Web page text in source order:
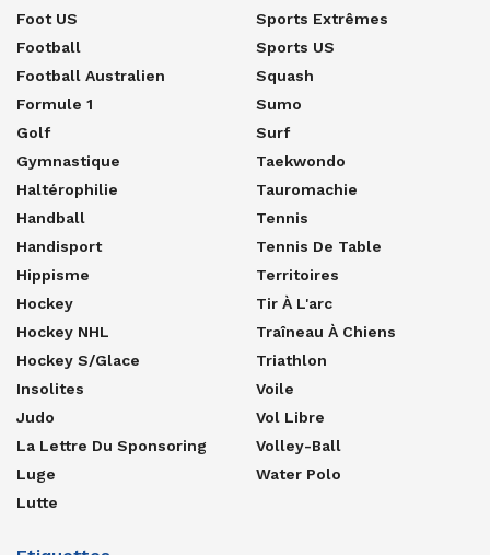
Foot US
Football
Football Australien
Formule 1
Golf
Gymnastique
Haltérophilie
Handball
Handisport
Hippisme
Hockey
Hockey NHL
Hockey S/glace
Insolites
Judo
La Lettre Du Sponsoring
Luge
Lutte
Sports Extrêmes
Sports US
Squash
Sumo
Surf
Taekwondo
Tauromachie
Tennis
Tennis De Table
Territoires
Tir À L'arc
Traîneau À Chiens
Triathlon
Voile
Vol Libre
Volley-Ball
Water Polo